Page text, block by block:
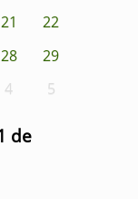
21
22
28
29
4 5
de